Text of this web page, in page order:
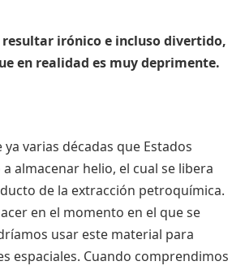
irónico e incluso divertido,
en realidad es muy deprimente.
ya varias décadas que Estados
almacenar helio, el cual se libera
de la extracción petroquímica.
en el momento en el que se
usar este material para
espaciales. Cuando comprendimos